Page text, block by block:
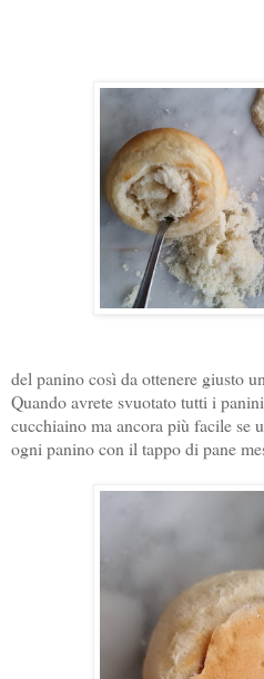
del panino così da ottenere giusto
Quando avrete svuotato tutti i
cucchiaino ma ancora più facile se
ogni panino con il tappo di pane